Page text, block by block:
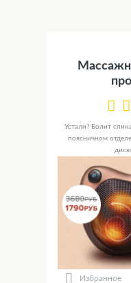
Устали? Болит
поясничном
Избранное